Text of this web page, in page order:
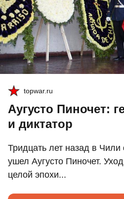
topwar.ru
Аугусто Пиночет:
и диктатор
Тридцать лет назад в Чили
ушел Аугусто Пиночет.
целой эпохи...